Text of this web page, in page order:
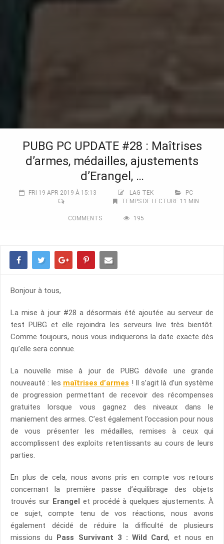
PUBG PC UPDATE #28 : Maîtrises
d’armes, médailles, ajustements
d’Erangel, …
FRI 19 APR 2019 À 15:13 LAG TEK
PC
TEMPS DE LECTURE 11 MIN
COMMENTS 195
Bonjour à tous,
La mise à jour #28 a désormais été ajoutée au serveur de
test PUBG et elle rejoindra les serveurs live très bientôt.
Comme toujours, nous vous indiquerons la date exacte dès
qu’elle sera connue.
La nouvelle mise à jour de PUBG dévoile une grande
nouveauté : les maîtrises d’armes ! Il s’agit là d’un système
de progression permettant de recevoir des récompenses
gratuites lorsque vous gagnez des niveaux dans le
maniement des armes. C’est également l’occasion pour nous
de vous présenter les médailles, remises à ceux qui
accomplissent des exploits retentissants au cours de leurs
parties.
En plus de cela, nous avons pris en compte vos retours
concernant la première passe d’équilibrage des objets
trouvés sur Erangel et procédé à quelques ajustements. À
ce sujet, compte tenu de vos réactions, nous avons
également décidé de réduire la difficulté de plusieurs
missions du Pass Survivant 3 : Wild Card, et nous en